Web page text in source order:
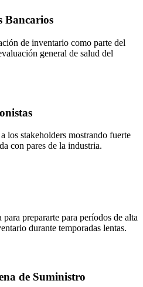
Bancarios
de inventario como parte del
general de salud del
los stakeholders mostrando fuerte
con pares de la industria.
prepararte para períodos de alta
durante temporadas lentas.
de Suministro